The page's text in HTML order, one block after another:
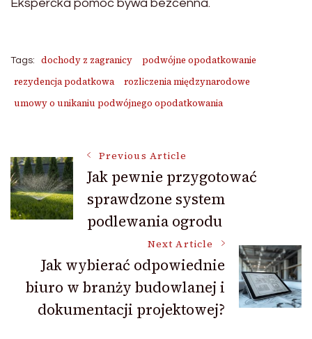
Ekspercka pomoc bywa bezcenna.
Tags: dochody z zagranicy
podwójne opodatkowanie
rezydencja podatkowa
rozliczenia międzynarodowe
umowy o unikaniu podwójnego opodatkowania
Post
Navigation
Previous Article
Jak pewnie przygotować
sprawdzone system
podlewania ogrodu
Next Article
Jak wybierać odpowiednie
biuro w branży budowlanej i
dokumentacji projektowej?